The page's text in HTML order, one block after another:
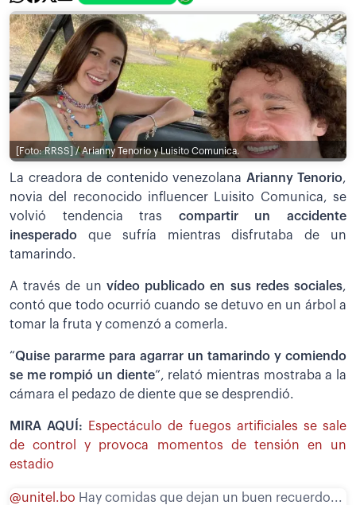
[Foto: RRSS] / Arianny Tenorio y Luisito Comunica.
La creadora de contenido venezolana Arianny Tenorio,
novia del reconocido influencer Luisito Comunica, se
volvió tendencia tras compartir un accidente
inesperado que sufría mientras disfrutaba de un
tamarindo.
A través de un vídeo publicado en sus redes sociales,
contó que todo ocurrió cuando se detuvo en un árbol a
tomar la fruta y comenzó a comerla.
“Quise pararme para agarrar un tamarindo y comiendo
se me rompió un diente”, relató mientras mostraba a la
cámara el pedazo de diente que se desprendió.
MIRA AQUÍ:
Espectáculo de fuegos artificiales se sale
de control y provoca momentos de tensión en un
estadio
@unitel.bo Hay comidas que dejan un buen recuerdo...